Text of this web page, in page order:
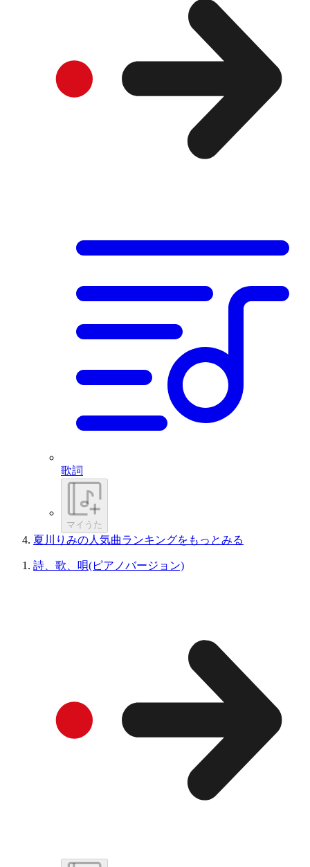
歌詞
マイうた
夏川りみの人気曲ランキングをもっとみる
詩、歌、唄(ピアノバージョン)